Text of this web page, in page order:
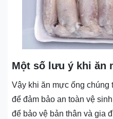
Một số lưu ý khi ăn
Vậy khi ăn mực ống
để đảm bảo an toàn vệ
để bảo vệ bản thân và gia